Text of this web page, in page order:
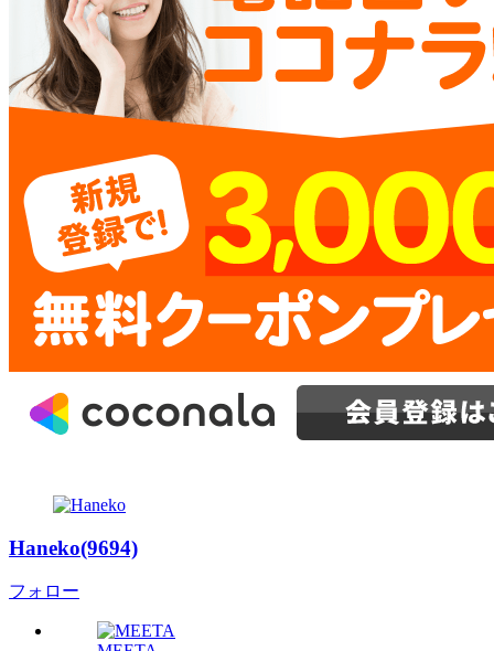
Haneko(9694)
フォロー